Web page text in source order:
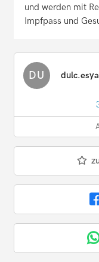
und werden mit
Impfpass und
DU